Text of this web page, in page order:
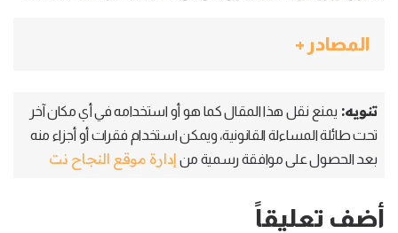
المصادر +
تنويه: يمنع نقل هذا المقال كما هو أو استخدامه في أي مكان آخر
تحت طائلة المساءلة القانونية، ويمكن استخدام فقرات أو أجزاء منه
بعد الحصول على موافقة رسمية من إدارة موقع النجاح نت
أضف تعليقاً